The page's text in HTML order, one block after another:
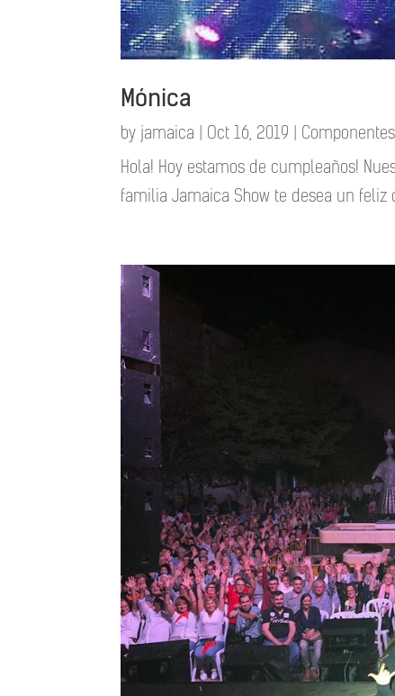
Mónica
by jamaica Oct 16, 2019
Componentes
Hola! Hoy estamos de cumpleaños!
familia Jamaica Show te desea un feliz